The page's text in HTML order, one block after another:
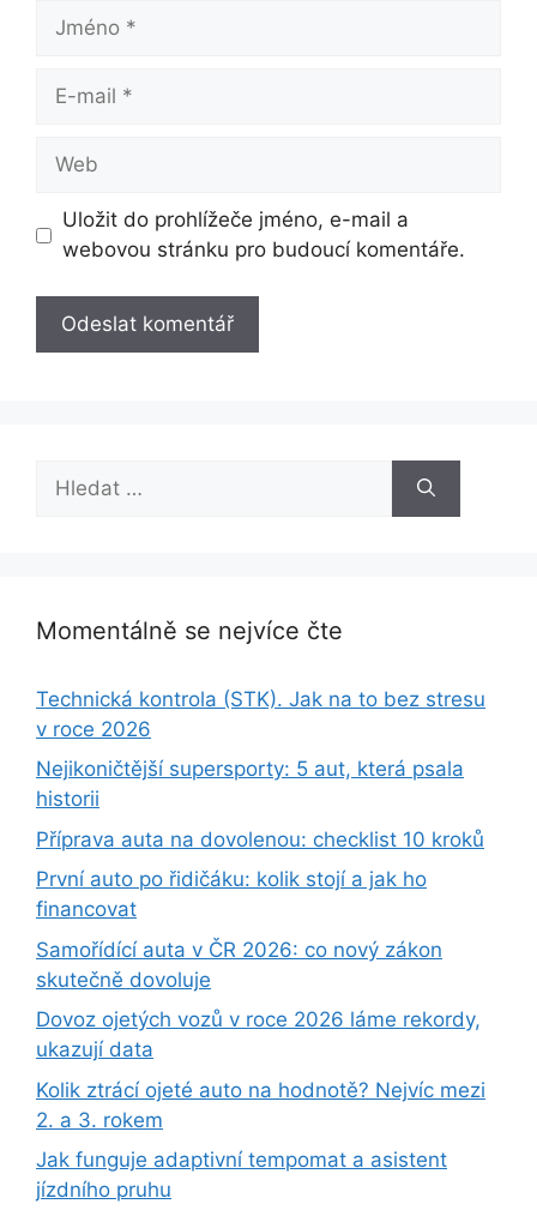
Jméno
Web
Uložit do prohlížeče jméno, e-mail a
webovou stránku pro budoucí komentáře.
Momentálně se nejvíce čte
Technická kontrola (STK). Jak na to bez stresu
v roce 2026
Nejikoničtější supersporty: 5 aut, která psala
historii
Příprava auta na dovolenou: checklist 10 kroků
První auto po řidičáku: kolik stojí a jak ho
financovat
Samořídící auta v ČR 2026: co nový zákon
skutečně dovoluje
Dovoz ojetých vozů v roce 2026 láme rekordy,
ukazují data
Kolik ztrácí ojeté auto na hodnotě? Nejvíc mezi
2. a 3. rokem
Jak funguje adaptivní tempomat a asistent
jízdního pruhu